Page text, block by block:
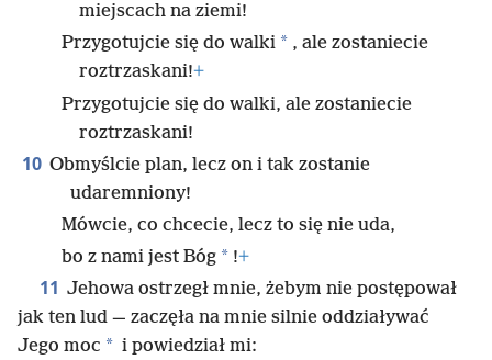
miejscach na ziemi!
Przygotujcie się do walki * , ale zostaniecie
roztrzaskani!+
Przygotujcie się do walki, ale zostaniecie
roztrzaskani!
10 Obmyślcie plan, lecz on i tak zostanie
udaremniony!
Mówcie, co chcecie, lecz to się nie uda,
bo z nami jest Bóg * !+
11 Jehowa ostrzegł mnie, żebym nie postępował
jak ten lud — zaczęła na mnie silnie oddziaływać
Jego moc * i powiedział mi: